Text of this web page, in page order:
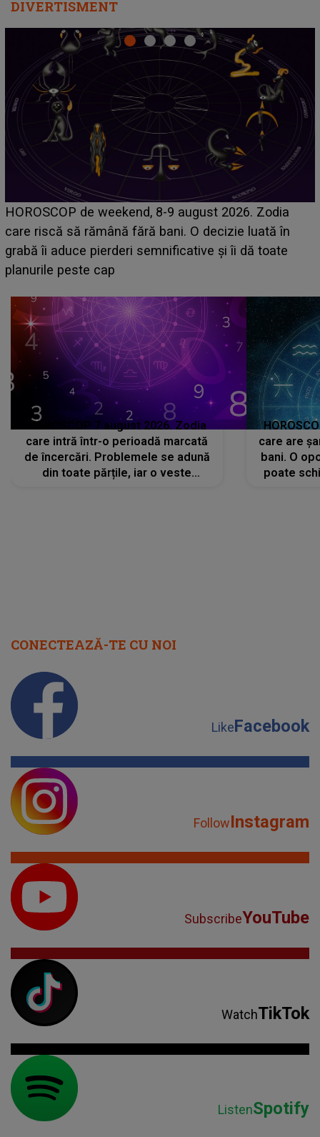
DIVERTISMENT
Emanuel a ținut ACEST DETALIU ASCUNS până
acum! În fața Alexandrei, concurentul din Casa Iubirii
face o MĂRTURISIRE NEAȘTEPTATĂ despre mama
sa: "I-am spus și ei în față, eu nu te iubesc pentru
HOROSCOP 7 august 2026. Zodia
care intră într-o perioadă marcată
de încercări. Problemele se adună
din toate părțile, iar o veste
care are
bani. O
poate
CONECTEAZĂ-TE CU NOI
LikeFacebook
FollowInstagram
SubscribeYouTube
WatchTikTok
ListenSpotify